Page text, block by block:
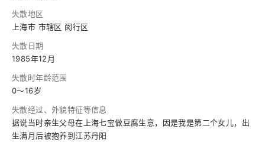
失散地区
上海市 市辖区 闵行区
失散日期
1985年12月
失散时年龄范围
0～16岁
失散经过、外貌特征等信息
据说当时亲生父母在上海七宝做豆腐生意，因是我是第二个女儿，出
生满月后被抱养到江苏丹阳